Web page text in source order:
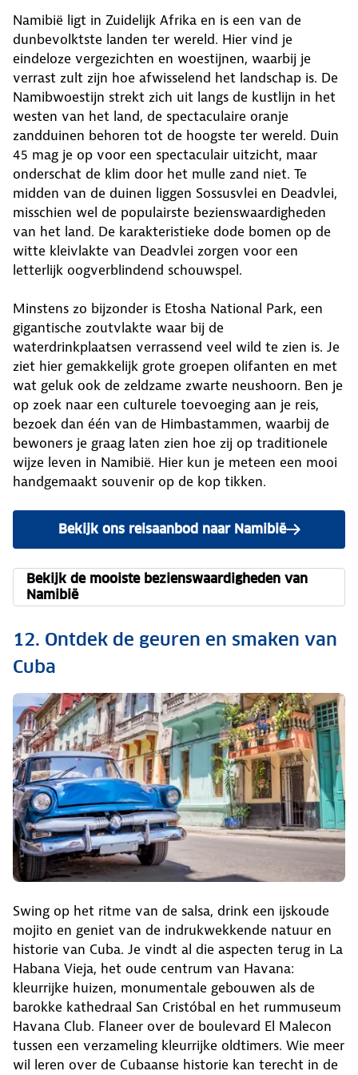
Namibië ligt in Zuidelijk Afrika en is een van de
dunbevolktste landen ter wereld. Hier vind je
eindeloze vergezichten en woestijnen, waarbij je
verrast zult zijn hoe afwisselend het landschap is. De
Namibwoestijn strekt zich uit langs de kustlijn in het
westen van het land, de spectaculaire oranje
zandduinen behoren tot de hoogste ter wereld. Duin
45 mag je op voor een spectaculair uitzicht, maar
onderschat de klim door het mulle zand niet. Te
midden van de duinen liggen Sossusvlei en Deadvlei,
misschien wel de populairste bezienswaardigheden
van het land. De karakteristieke dode bomen op de
witte kleivlakte van Deadvlei zorgen voor een
letterlijk oogverblindend schouwspel.
Minstens zo bijzonder is Etosha National Park, een
gigantische zoutvlakte waar bij de
waterdrinkplaatsen verrassend veel wild te zien is. Je
ziet hier gemakkelijk grote groepen olifanten en met
wat geluk ook de zeldzame zwarte neushoorn. Ben je
op zoek naar een culturele toevoeging aan je reis,
bezoek dan één van de Himbastammen, waarbij de
bewoners je graag laten zien hoe zij op traditionele
wijze leven in Namibië. Hier kun je meteen een mooi
handgemaakt souvenir op de kop tikken.
Bekijk ons reisaanbod naar Namibië
Bekijk de mooiste bezienswaardigheden van
Namibië
12. Ontdek de geuren en smaken van
Cuba
Swing op het ritme van de salsa, drink een ijskoude
mojito en geniet van de indrukwekkende natuur en
historie van Cuba. Je vindt al die aspecten terug in La
Habana Vieja, het oude centrum van Havana:
kleurrijke huizen, monumentale gebouwen als de
barokke kathedraal San Cristóbal en het rummuseum
Havana Club. Flaneer over de boulevard El Malecon
tussen een verzameling kleurrijke oldtimers. Wie meer
wil leren over de Cubaanse historie kan terecht in de